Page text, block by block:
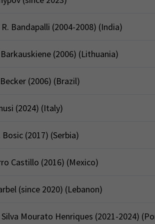
R. Bandapalli (2004-2008) (India)
Barkauskiene (2006) (Lithuania)
(2006) (Brazil)
(2024) (Italy)
Bosic (2017) (Serbia)
Castillo (2016) (Mexico)
(since 2020) (Lebanon)
Silva Mourato Henriques (2021-2024)